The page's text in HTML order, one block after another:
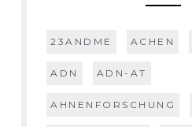
23ANDME ACHEN
ADN ADN-AT
AHNENFORSCHUNG